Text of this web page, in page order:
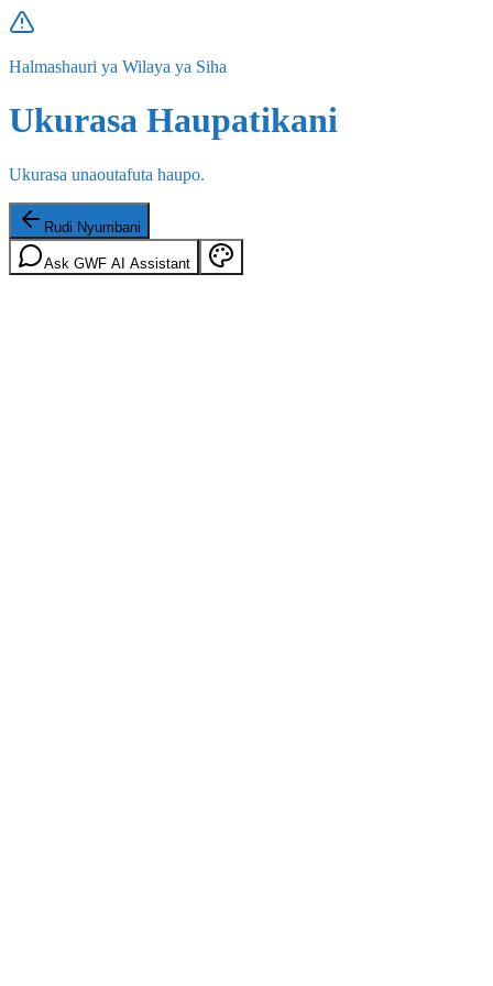
Halmashauri ya Wilaya ya Siha
Ukurasa Haupatikani
Ukurasa unaoutafuta haupo.
Rudi Nyumbani
Ask GWF AI Assistant